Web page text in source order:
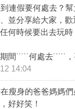
連假要何處去？
並分享給大家，
何時候要出去玩時
間˙˙˙˙˙何處去˙˙˙˙˙
14:04
瘦身的爸爸媽媽
好好笑！